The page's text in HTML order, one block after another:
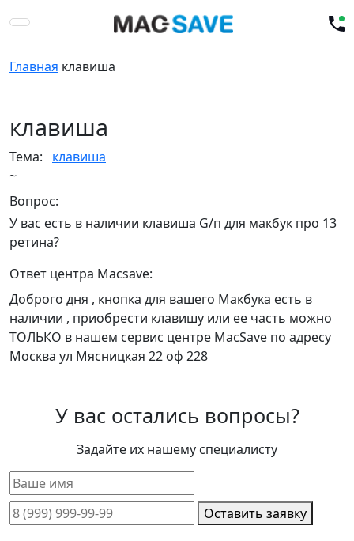
Главная клавиша
клавиша
Тема:
клавиша
~
Вопрос:
У вас есть в наличии клавиша G/п для макбук про 13
ретина?
Ответ центра Macsave:
Доброго дня , кнопка для вашего Макбука есть в
наличии , приобрести клавишу или ее часть можно
ТОЛЬКО в нашем сервис центре MacSave по адресу
Москва ул Мясницкая 22 оф 228
У вас остались вопросы?
Задайте их нашему специалисту
Оставить заявку